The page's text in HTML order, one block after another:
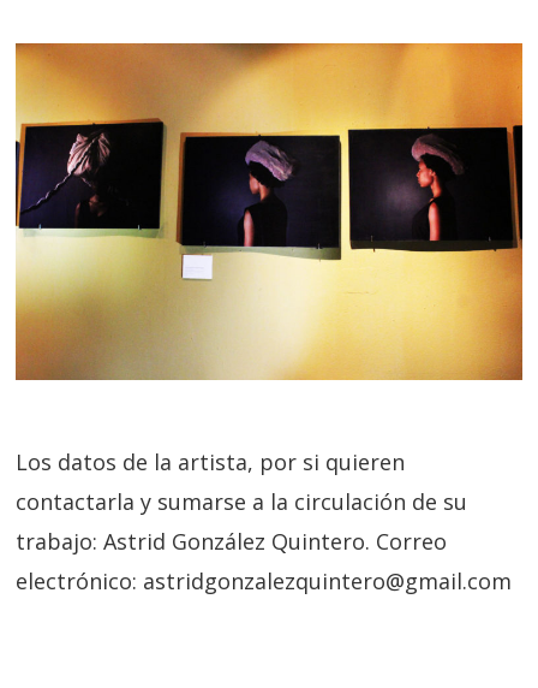
Los datos de la artista, por si quieren
contactarla y sumarse a la circulación de su
trabajo: Astrid González Quintero. Correo
electrónico: astridgonzalezquintero@gmail.com